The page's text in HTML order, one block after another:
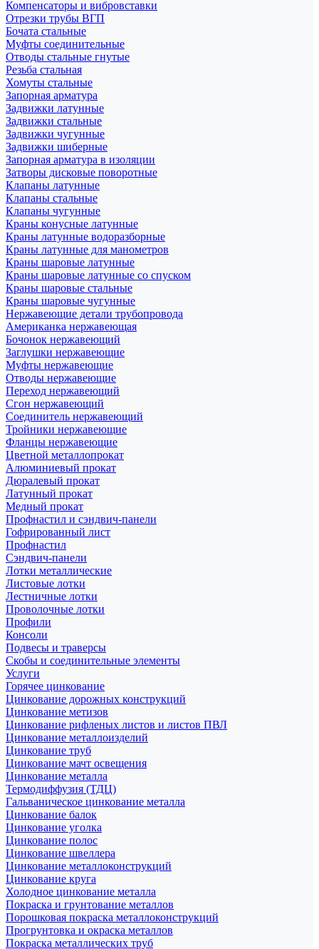
Компенсаторы и вибровставки
Отрезки трубы ВГП
Бочата стальные
Муфты соединительные
Отводы стальные гнутые
Резьба стальная
Хомуты стальные
Запорная арматура
Задвижки латунные
Задвижки стальные
Задвижки чугунные
Задвижки шиберные
Запорная арматура в изоляции
Затворы дисковые поворотные
Клапаны латунные
Клапаны стальные
Клапаны чугунные
Краны конусные латунные
Краны латунные водоразборные
Краны латунные для манометров
Краны шаровые латунные
Краны шаровые латунные со спуском
Краны шаровые стальные
Краны шаровые чугунные
Нержавеющие детали трубопровода
Американка нержавеющая
Бочонок нержавеющий
Заглушки нержавеющие
Муфты нержавеющие
Отводы нержавеющие
Переход нержавеющий
Сгон нержавеющий
Соединитель нержавеющий
Тройники нержавеющие
Фланцы нержавеющие
Цветной металлопрокат
Алюминиевый прокат
Дюралевый прокат
Латунный прокат
Медный прокат
Профнастил и сэндвич-панели
Гофрированный лист
Профнастил
Сэндвич-панели
Лотки металлические
Листовые лотки
Лестничные лотки
Проволочные лотки
Профили
Консоли
Подвесы и траверсы
Скобы и соединительные элементы
Услуги
Горячее цинкование
Цинкование дорожных конструкций
Цинкование метизов
Цинкование рифленых листов и листов ПВЛ
Цинкование металлоизделий
Цинкование труб
Цинкование мачт освещения
Цинкование металла
Термодиффузия (ТДЦ)
Гальваническое цинкование металла
Цинкование балок
Цинкование уголка
Цинкование полос
Цинкование швеллера
Цинкование металлоконструкций
Цинкование круга
Холодное цинкование металла
Покраска и грунтование металлов
Порошковая покраска металлоконструкций
Прогрунтовка и окраска металлов
Покраска металлических труб